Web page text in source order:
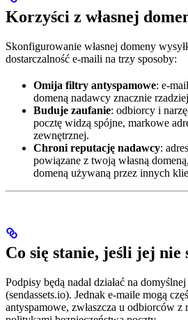
Korzyści z własnej
Skonfigurowanie własnej domeny
dostarczalność e-maili na trzy sposoby:
Omija filtry antyspamowe: e-
domeną nadawcy znacznie
Buduje zaufanie: odbiorcy i
pocztę widzą spójne, markowe
zewnętrznej.
Chroni reputację nadawcy:
powiązane z twoją własną
domeną używaną przez innych
Co się stanie, jeśli jej
Podpisy będą nadal działać na
(sendassets.io). Jednak e-maile mogą
antyspamowe, zwłaszcza u odbiorców